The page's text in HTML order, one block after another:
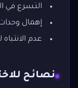
التسرع في
إهمال
عدم
نصائح